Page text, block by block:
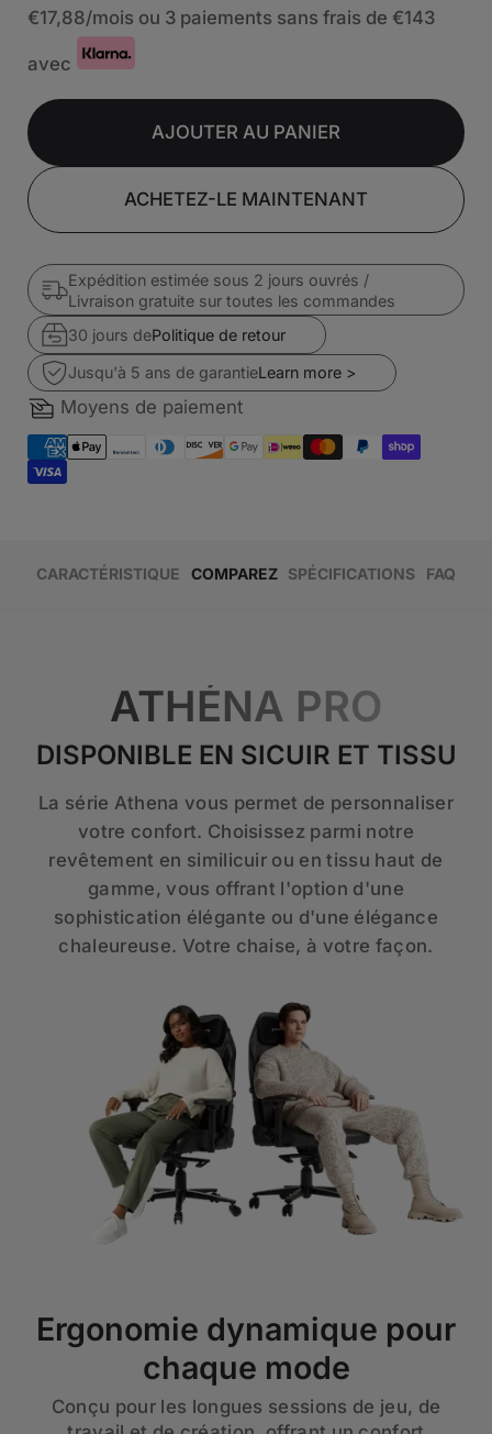
€17,88/mois ou 3 paiements sans frais de €143
avec
AJOUTER AU PANIER
ACHETEZ-LE MAINTENANT
Expédition estimée sous 2 jours ouvrés /
Livraison gratuite sur toutes les commandes
30 jours dePolitique de retour
Jusqu'à 5 ans de garantieLearn more >
Moyens de paiement
CARACTÉRISTIQUE COMPAREZ SPÉCIFICATIONS FAQ
ATHÉNA PRO
DISPONIBLE EN SICUIR ET TISSU
La série Athena vous permet de personnaliser
votre confort. Choisissez parmi notre
revêtement en similicuir ou en tissu haut de
gamme, vous offrant l'option d'une
sophistication élégante ou d'une élégance
chaleureuse. Votre chaise, à votre façon.
Ergonomie dynamique pour
chaque mode
Conçu pour les longues sessions de jeu, de